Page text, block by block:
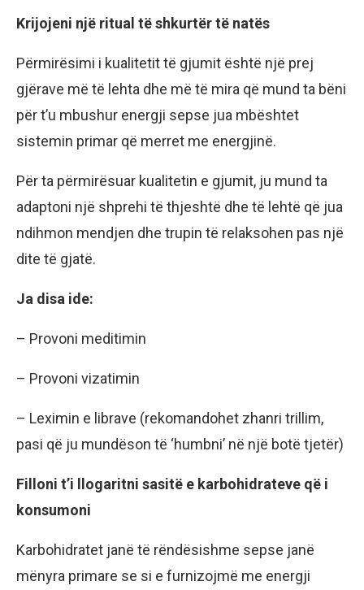
Krijojeni një ritual të shkurtër të natës
Përmirësimi i kualitetit të gjumit është një prej
gjërave më të lehta dhe më të mira që mund ta bëni
për t’u mbushur energji sepse jua mbështet
sistemin primar që merret me energjinë.
Për ta përmirësuar kualitetin e gjumit, ju mund ta
adaptoni një shprehi të thjeshtë dhe të lehtë që jua
ndihmon mendjen dhe trupin të relaksohen pas një
dite të gjatë.
Ja disa ide:
– Provoni meditimin
– Provoni vizatimin
– Leximin e librave (rekomandohet zhanri trillim,
pasi që ju mundëson të ‘humbni’ në një botë tjetër)
Filloni t’i llogaritni sasitë e karbohidrateve që i
konsumoni
Karbohidratet janë të rëndësishme sepse janë
mënyra primare se si e furnizojmë me energji